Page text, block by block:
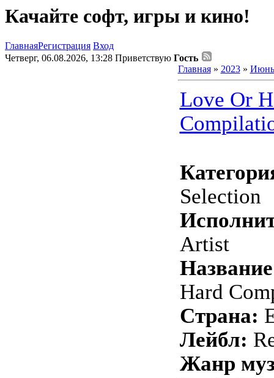
Качайте софт, игры и кино!
ГлавнаяРегистрация Вход
Четверг, 06.08.2026, 13:28 Приветствую Гость
Главная» 2023 » Июнь
Love Or
Selection
Artist
Hard
Страна:
Лейбл:
Жанр